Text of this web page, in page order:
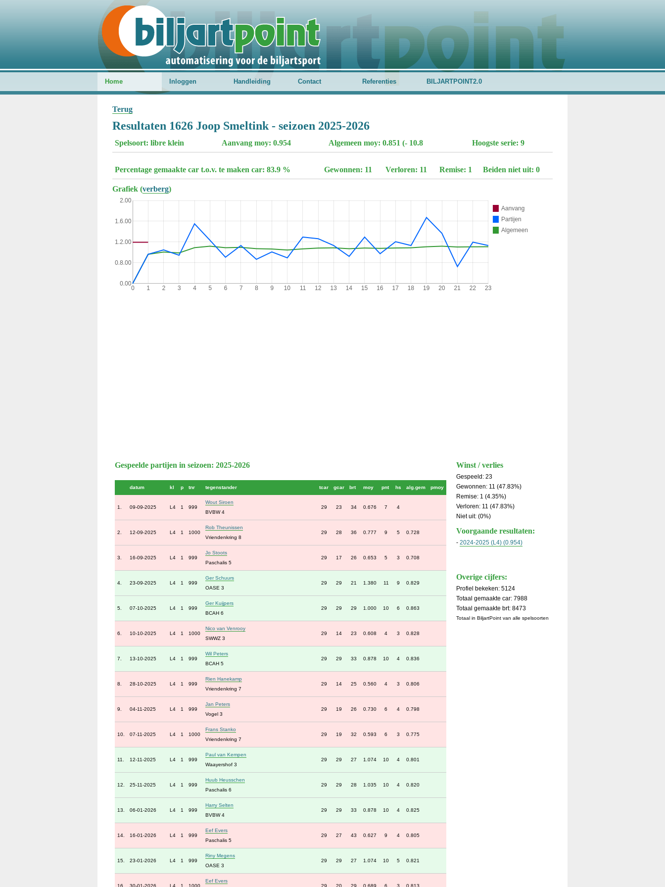
Home Inloggen Handleiding Contact Referenties BILJARTPOINT2.0
Terug
Resultaten 1626 Joop Smeltink - seizoen 2025-2026
Spelsoort: libre klein Aanvang moy: 0.954 Algemeen moy: 0.851 (- 10.8 Hoogste serie: 9
Percentage gemaakte car t.o.v. te maken car: 83.9 % Gewonnen: 11 Verloren: 11 Remise: 1 Beiden niet uit: 0
Grafiek (verberg)
Gespeelde partijen in seizoen: 2025-2026
datum kl p tnr tegenstander tcar gcar brt moy pnt hs alg.gem pmoy
1. 09-09-2025 L4 1 999
Wout Siroen
BVBW 4
29 23 34 0.676 7 4
2. 12-09-2025 L4 1 1000
Rob Theunissen
Vriendenkring 8
29 28 36 0.777 9 5 0.728
3. 16-09-2025 L4 1 999
Jo Stoots
Paschalis 5
29 17 26 0.653 5 3 0.708
4. 23-09-2025 L4 1 999
Ger Schuurs
OASE 3
29 29 21 1.380 11 9 0.829
5. 07-10-2025 L4 1 999
Ger Kuijpers
BCAH 6
29 29 29 1.000 10 6 0.863
6. 10-10-2025 L4 1 1000
Nico van Venrooy
SWWZ 3
29 14 23 0.608 4 3 0.828
7. 13-10-2025 L4 1 999
Wil Peters
BCAH 5
29 29 33 0.878 10 4 0.836
8. 28-10-2025 L4 1 999
Rien Hanekamp
Vriendenkring 7
29 14 25 0.560 4 3 0.806
9. 04-11-2025 L4 1 999
Jan Peters
Vogel 3
29 19 26 0.730 6 4 0.798
10. 07-11-2025 L4 1 1000
Frans Stanko
Vriendenkring 7
29 19 32 0.593 6 3 0.775
11. 12-11-2025 L4 1 999
Paul van Kempen
Waayershof 3
29 29 27 1.074 10 4 0.801
12. 25-11-2025 L4 1 999
Huub Heusschen
Paschalis 6
29 29 28 1.035 10 4 0.820
13. 06-01-2026 L4 1 999
Harry Selten
BVBW 4
29 29 33 0.878 10 4 0.825
14. 16-01-2026 L4 1 999
Eef Evers
Paschalis 5
29 27 43 0.627 9 4 0.805
15. 23-01-2026 L4 1 999
Riny Megens
OASE 3
29 29 27 1.074 10 5 0.821
16. 30-01-2026 L4 1 1000
Eef Evers
29
20 29 0.689 6 3 0.813
Winst / verlies
Gespeeld: 23
Gewonnen: 11 (47.83%)
Remise: 1 (4.35%)
Verloren: 11 (47.83%)
Niet uit: (0%)
Voorgaande resultaten:
- 2024-2025 (L4) (0.954)
Overige cijfers:
Profiel bekeken: 5124
Totaal gemaakte car: 7988
Totaal gemaakte brt: 8473
Totaal in BiljartPoint van alle spelsoorten